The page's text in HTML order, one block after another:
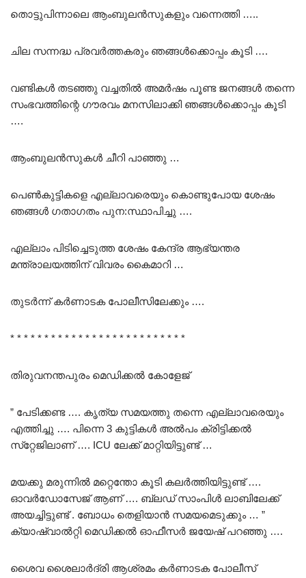
തൊട്ടുപിന്നാലെ ആംബുലൻസുകളും വന്നെത്തി …..
ചില സന്നദ്ധ പ്രവർത്തകരും ഞങ്ങൾക്കൊപ്പം കൂടി ….
വണ്ടികൾ തടഞ്ഞു വച്ചതിൽ അമർഷം പൂണ്ട ജനങ്ങൾ തന്നെ
സംഭവത്തിന്റെ ഗൗരവം മനസിലാക്കി ഞങ്ങൾക്കൊപ്പം കൂടി
….
ആംബുലൻസുകൾ ചീറി പാഞ്ഞു …
പെൺകുട്ടികളെ എല്ലാവരെയും കൊണ്ടുപോയ ശേഷം
ഞങ്ങൾ ഗതാഗതം പുന:സ്ഥാപിച്ചു ….
എല്ലാം പിടിച്ചെടുത്ത ശേഷം കേന്ദ്ര ആഭ്യന്തര
മന്ത്രാലയത്തിന് വിവരം കൈമാറി …
തുടർന്ന് കർണാടക പോലീസിലേക്കും ….
* * * * * * * * * * * * * * * * * * * * * * * * * *
തിരുവനന്തപുരം മെഡിക്കൽ കോളേജ്
” പേടിക്കണ്ട …. കൃത്യ സമയത്തു തന്നെ എല്ലാവരെയും
എത്തിച്ചു …. പിന്നെ 3 കുട്ടികൾ അൽപം ക്രിട്ടിക്കൽ
സ്‌റ്റേജിലാണ് …. ICU ലേക്ക് മാറ്റിയിട്ടുണ്ട് …
മയക്കു മരുന്നിൽ മറ്റെന്തോ കൂടി കലർത്തിയിട്ടുണ്ട് ….
ഓവർഡോസേജ് ആണ് …. ബ്ലഡ് സാംപിൾ ലാബിലേക്ക്
അയച്ചിട്ടുണ്ട് . ബോധം തെളിയാൻ സമയമെടുക്കും … ”
ക്യാഷ്വാൽറ്റി മെഡിക്കൽ ഓഫീസർ ജയേഷ് പറഞ്ഞു ….
ശൈവ ശൈലാർദ്രി ആശ്രമം കർണാടക പോലീസ്